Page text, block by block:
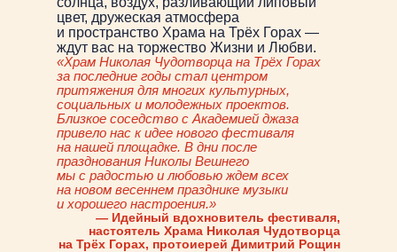
цвет, дружеская атмосфера
и пространство Храма на Трёх Горах —
ждут вас на торжество Жизни и Любви.
«Храм Николая Чудотворца на Трёх Горах
за последние годы стал центром
притяжения для многих культурных,
социальных и молодежных проектов.
Близкое соседство с Академией джаза
привело нас к идее нового фестиваля
на нашей площадке. В дни после
празднования Николы Вешнего
мы с радостью и любовью ждем всех
на новом весеннем празднике музыки
и хорошего настроения.»
— Идейный вдохновитель фестиваля,
настоятель Храма Николая Чудотворца
на Трёх Горах, протоиерей Димитрий Рощин